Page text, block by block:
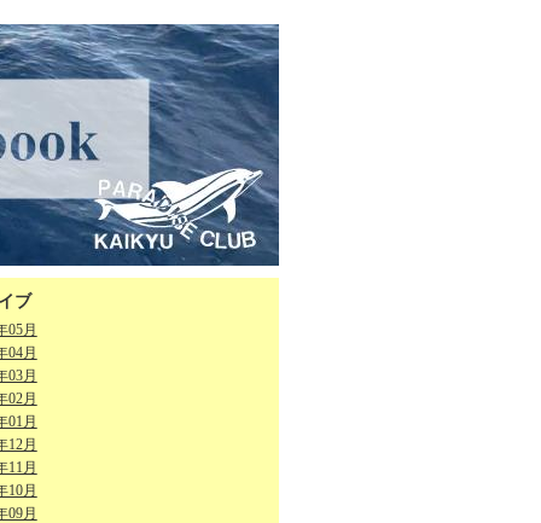
ブ
05月
04月
03月
02月
01月
12月
11月
10月
09月